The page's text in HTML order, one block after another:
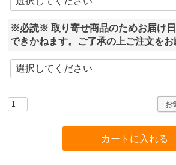
※必読※ 取り寄せ商品のためお届け
できかねます。ご了承の上ご注文を
お
カートに入れる